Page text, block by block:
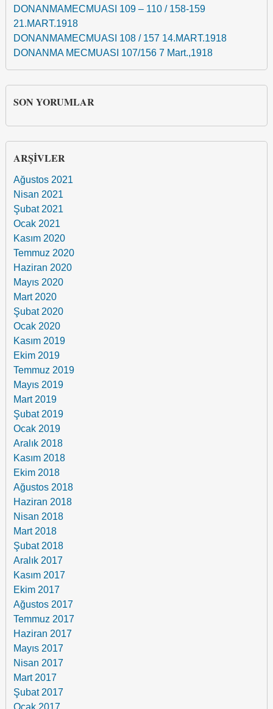
DONANMAMECMUASI 109 – 110 / 158-159
21.MART.1918
DONANMAMECMUASI 108 / 157 14.MART.1918
DONANMA MECMUASI 107/156 7 Mart.,1918
SON YORUMLAR
ARŞIVLER
Ağustos 2021
Nisan 2021
Şubat 2021
Ocak 2021
Kasım 2020
Temmuz 2020
Haziran 2020
Mayıs 2020
Mart 2020
Şubat 2020
Ocak 2020
Kasım 2019
Ekim 2019
Temmuz 2019
Mayıs 2019
Mart 2019
Şubat 2019
Ocak 2019
Aralık 2018
Kasım 2018
Ekim 2018
Ağustos 2018
Haziran 2018
Nisan 2018
Mart 2018
Şubat 2018
Aralık 2017
Kasım 2017
Ekim 2017
Ağustos 2017
Temmuz 2017
Haziran 2017
Mayıs 2017
Nisan 2017
Mart 2017
Şubat 2017
Ocak 2017